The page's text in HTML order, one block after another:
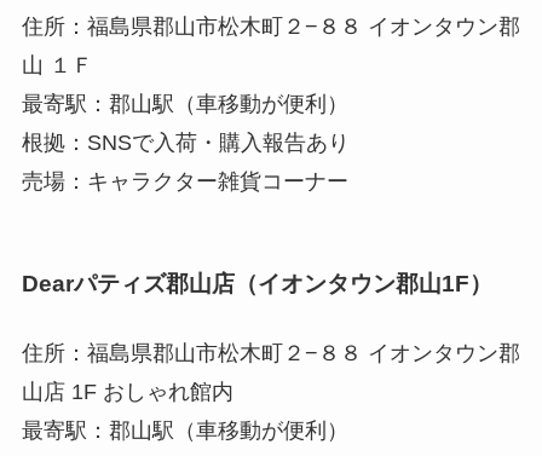
住所：福島県郡山市松木町２−８８ イオンタウン郡
山 １Ｆ
最寄駅：郡山駅（車移動が便利）
根拠：SNSで入荷・購入報告あり
売場：キャラクター雑貨コーナー
Dearパティズ郡山店（イオンタウン郡山1F）
住所：福島県郡山市松木町２−８８ イオンタウン郡
山店 1F おしゃれ館内
最寄駅：郡山駅（車移動が便利）